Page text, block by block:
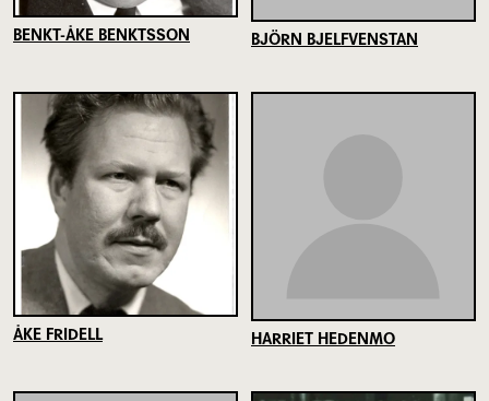
BENKT-ÅKE BENKTSSON BJÖRN BJELFVENSTAN
ÅKE FRIDELL HARRIET HEDENMO